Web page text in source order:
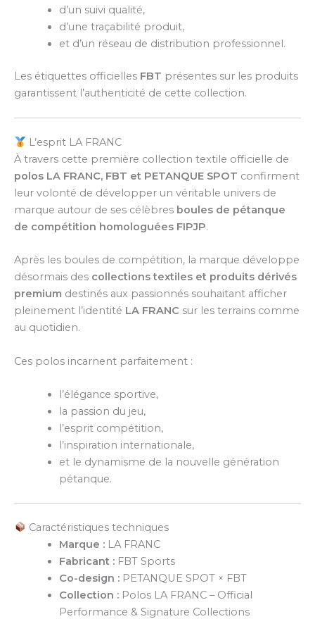
d’un suivi qualité,
d’une traçabilité produit,
et d’un réseau de distribution professionnel.
Les étiquettes officielles FBT présentes sur les produits
garantissent l’authenticité de cette collection.
L’esprit LA FRANC
À travers cette première collection textile officielle de
polos LA FRANC, FBT et PETANQUE SPOT confirment
leur volonté de développer un véritable univers de
marque autour de ses célèbres boules de pétanque
de compétition homologuées FIPJP.
Après les boules de compétition, la marque développe
désormais des collections textiles et produits dérivés
premium destinés aux passionnés souhaitant afficher
pleinement l’identité LA FRANC sur les terrains comme
au quotidien.
Ces polos incarnent parfaitement :
l’élégance sportive,
la passion du jeu,
l’esprit compétition,
l’inspiration internationale,
et le dynamisme de la nouvelle génération
pétanque.
Caractéristiques techniques
Marque :LA FRANC
Fabricant :FBT Sports
Co-design :PETANQUE SPOT × FBT
Collection :Polos LA FRANC – Official
Performance & Signature Collections